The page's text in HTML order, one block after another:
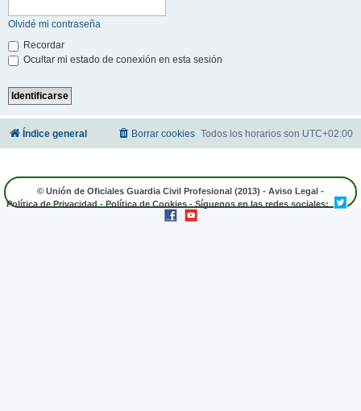
Olvidé mi contraseña
Recordar
Ocultar mi estado de conexión en esta sesión
Índice general Todos los horarios son UTC+02:00
Borrar cookies
© Unión de Oficiales Guardia Civil Profesional (2013) - Aviso Legal -
Política de Privacidad - Política de Cookies - Síguenos en las redes sociales: